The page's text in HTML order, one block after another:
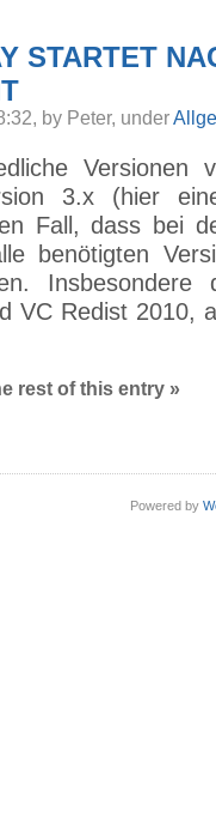
STARTET
by Peter, under
Versionen
3.x (hier
Fall, dass bei
benötigten
Insbesondere
VC Redist 2010,
rest of this entry »
Powered by